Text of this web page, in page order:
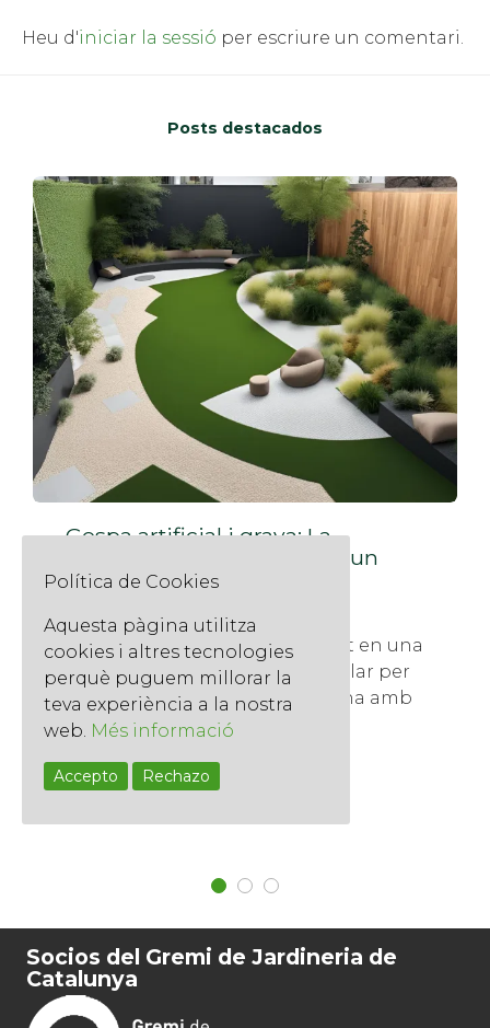
Heu d'iniciar la sessió per escriure un comentari.
Posts destacados
Gespa artificial i grava: La
combinació perfecta per a un
jardí familiar
La gespa artificial s'ha convertit en una
alternativa cada cop més popular per
a jardins i terrasses de Barcelona amb
nens.
Llegir més
Socios del Gremi de Jardineria de
Catalunya
Política de Cookies
Aquesta pàgina utilitza
cookies i altres tecnologies
perquè puguem millorar la
teva experiència a la nostra
web. Més informació
Accepto Rechazo